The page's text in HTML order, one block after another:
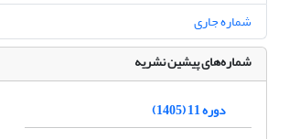
شماره جاری
شماره‌های پیشین نشریه
دوره 11 (1405)